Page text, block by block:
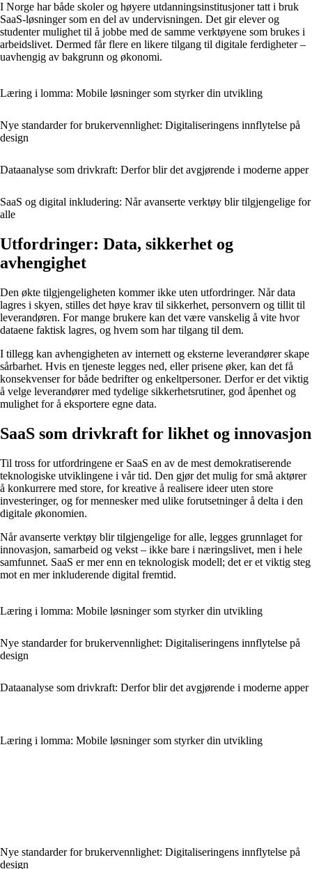
I Norge har både skoler og høyere utdanningsinstitusjoner tatt i bruk
SaaS-løsninger som en del av undervisningen. Det gir elever og
studenter mulighet til å jobbe med de samme verktøyene som brukes i
arbeidslivet. Dermed får flere en likere tilgang til digitale ferdigheter –
uavhengig av bakgrunn og økonomi.
Læring i lomma: Mobile løsninger som styrker din utvikling
Nye standarder for brukervennlighet: Digitaliseringens innflytelse på
design
Dataanalyse som drivkraft: Derfor blir det avgjørende i moderne apper
SaaS og digital inkludering: Når avanserte verktøy blir tilgjengelige for
alle
Utfordringer: Data, sikkerhet og
avhengighet
Den økte tilgjengeligheten kommer ikke uten utfordringer. Når data
lagres i skyen, stilles det høye krav til sikkerhet, personvern og tillit til
leverandøren. For mange brukere kan det være vanskelig å vite hvor
dataene faktisk lagres, og hvem som har tilgang til dem.
I tillegg kan avhengigheten av internett og eksterne leverandører skape
sårbarhet. Hvis en tjeneste legges ned, eller prisene øker, kan det få
konsekvenser for både bedrifter og enkeltpersoner. Derfor er det viktig
å velge leverandører med tydelige sikkerhetsrutiner, god åpenhet og
mulighet for å eksportere egne data.
SaaS som drivkraft for likhet og innovasjon
Til tross for utfordringene er SaaS en av de mest demokratiserende
teknologiske utviklingene i vår tid. Den gjør det mulig for små aktører
å konkurrere med store, for kreative å realisere ideer uten store
investeringer, og for mennesker med ulike forutsetninger å delta i den
digitale økonomien.
Når avanserte verktøy blir tilgjengelige for alle, legges grunnlaget for
innovasjon, samarbeid og vekst – ikke bare i næringslivet, men i hele
samfunnet. SaaS er mer enn en teknologisk modell; det er et viktig steg
mot en mer inkluderende digital fremtid.
Læring i lomma: Mobile løsninger som styrker din utvikling
Nye standarder for brukervennlighet: Digitaliseringens innflytelse på
design
Dataanalyse som drivkraft: Derfor blir det avgjørende i moderne apper
Læring i lomma: Mobile løsninger som styrker din utvikling
Nye standarder for brukervennlighet: Digitaliseringens innflytelse på
design